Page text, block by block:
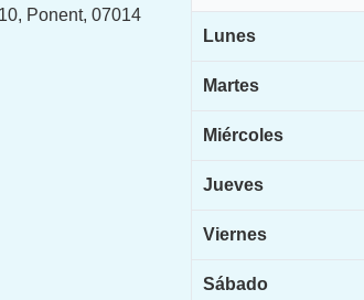
Ponent, 07014
Lunes
Martes
Miércoles
Jueves
Viernes
Sábado